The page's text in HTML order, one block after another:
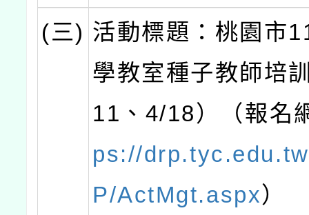
(三) 活動標題：桃園市
學教室種子教師培
11、4/18）（報名
ps://
P/ActMgt.aspx）